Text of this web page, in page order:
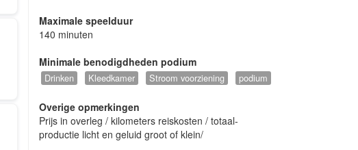
Maximale speelduur
140 minuten
Minimale benodigdheden podium
Drinken Kleedkamer Stroom voorziening podium
Overige opmerkingen
Prijs in overleg / kilometers reiskosten / totaal-
productie licht en geluid groot of klein/